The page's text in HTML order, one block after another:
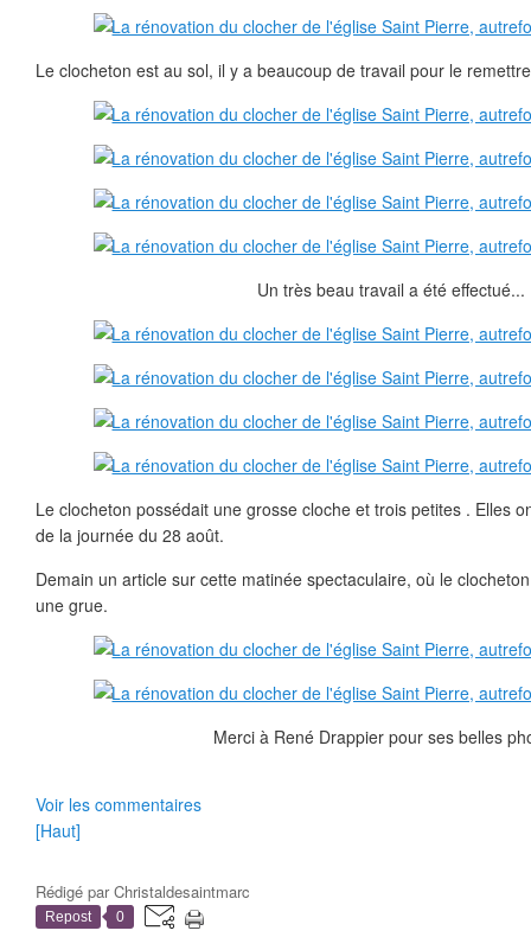
Le clocheton est au sol, il y a beaucoup de travail pour le
Un très beau travail a été effectué...
Le clocheton possédait une grosse cloche et trois petites . Elles
de la journée du 28 août.
Demain un article sur cette matinée spectaculaire, où le
une grue.
Merci à René Drappier pour ses belles
Voir les commentaires
[Haut]
Rédigé parChristaldesaintmarc
Repost 0